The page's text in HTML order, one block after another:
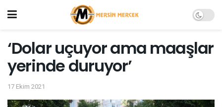
‘Dolar uçuyor ama maaşlar
yerinde duruyor’
17 Ekim 2021